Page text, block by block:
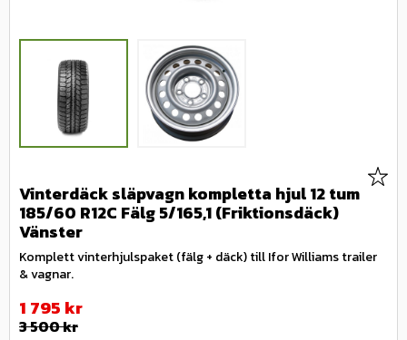
Vinterdäck släpvagn kompletta hjul 12 tum
185/60 R12C Fälg 5/165,1 (Friktionsdäck)
Vänster
Komplett vinterhjulspaket (fälg + däck) till Ifor Williams trailer
& vagnar.
Nedsatt pris:
1 795 kr
Ordinarie pris:
3 500kr